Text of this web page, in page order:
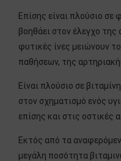
Επίσης είναι πλούσιο σε
βοηθάει στον έλεγχο της
φυτικές ίνες μειώνουν
παθήσεων, της
Είναι πλούσιο σε
στον σχηματισμό ενός
επίσης και στις οστικές
Εκτός από τα
μεγάλη ποσότητα